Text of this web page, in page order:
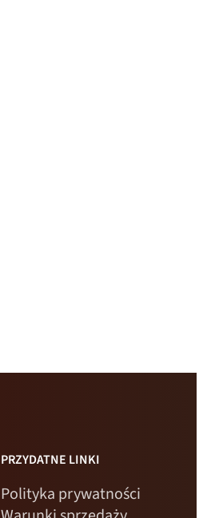
PRZYDATNE LINKI
Polityka prywatności